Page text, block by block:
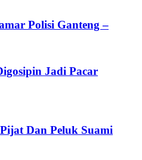
Polisi Ganteng –
Jadi Pacar
Dan Peluk Suami